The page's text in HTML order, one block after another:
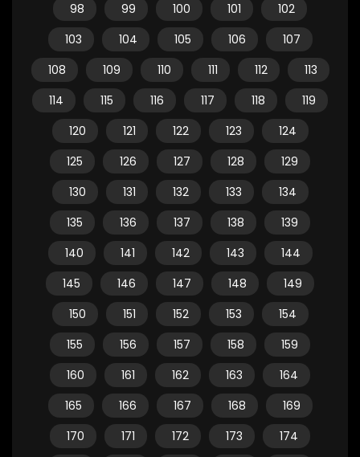
98
99 100 101
102
103
104 105 106
107
108
109 110 111 112
113
114
115 116 117 118
119
120
121 122 123
124
125
126 127 128
129
130
131 132 133
134
135
136 137 138
139
140
141 142 143
144
145
146 147 148
149
150
151 152 153
154
155
156 157 158
159
160
161 162 163
164
165
166 167 168
169
170
171 172 173
174